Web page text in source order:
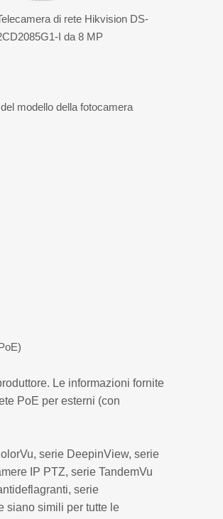
di rete Hikvision DS-
I da 8 MP
modello della fotocamera
Le informazioni fornite
PoE per esterni (con
serie DeepinView, serie
IP PTZ, serie TandemVu
serie
siano simili per tutte le